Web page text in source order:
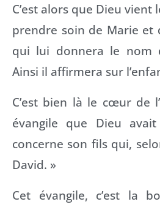
C’est alors que Dieu
prendre soin de Marie et
qui lui donnera le nom
Ainsi il affirmera sur
C’est bien là le cœur de
évangile que Dieu
concerne son fils qui,
David. »
Cet évangile, c’est la